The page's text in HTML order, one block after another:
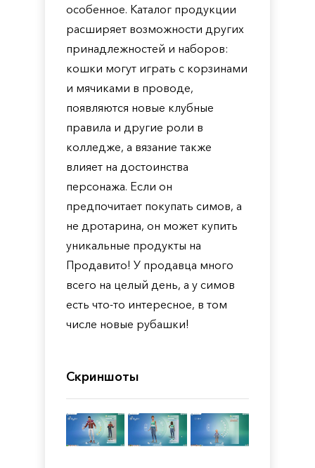
особенное. Каталог продукции
расширяет возможности других
принадлежностей и наборов:
кошки могут играть с корзинами
и мячиками в проводе,
появляются новые клубные
правила и другие роли в
колледже, а вязание также
влияет на достоинства
персонажа. Если он
предпочитает покупать симов, а
не дротарина, он может купить
уникальные продукты на
Продавито! У продавца много
всего на целый день, а у симов
есть что-то интересное, в том
числе новые рубашки!
Скриншоты